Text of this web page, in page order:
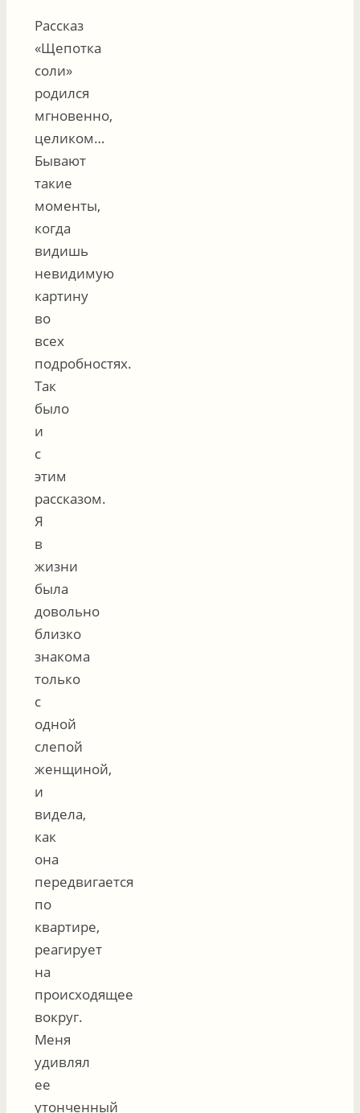
Рассказ
«Щепотка
соли»
родился
мгновенно,
целиком…
Бывают
такие
моменты,
когда
видишь
невидимую
картину
во
всех
подробностях.
Так
было
и
с
этим
рассказом.
Я
в
жизни
была
довольно
близко
знакома
только
с
одной
слепой
женщиной,
и
видела,
как
она
передвигается
по
квартире,
реагирует
на
происходящее
вокруг.
Меня
удивлял
ее
утонченный